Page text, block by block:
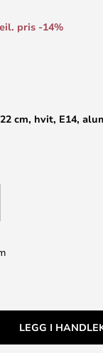
cm, hvit, E14,
pris -14%
LEGG I